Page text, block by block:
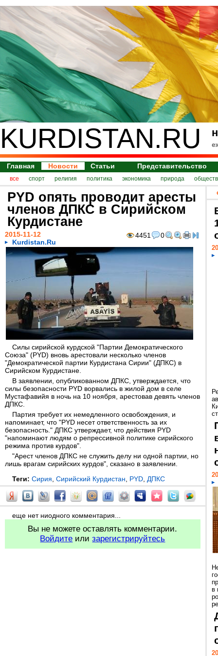
KURDISTAN.RU
Главная Новости Статьи Представительство
все спорт религия политика экономика природа
PYD опять проводит аресты
членов ДПКС в Сирийском
Курдистане
4451 0
2015-11-12
Kurdistan.Ru
Силы сирийской курдской "Партии Демократического
Союза" (PYD) вновь арестовали несколько членов
"Демократической партии Курдистана Сирии" (ДПКС) в
Сирийском Курдистане.
В заявлении, опубликованном ДПКС, утверждается, что
силы безопасности PYD ворвались в жилой дом в селе
Мустафавийя в ночь на 10 ноября, арестовав девять членов
ДПКС.
Партия требует их немедленного освобождения, и
напоминает, что "PYD несет ответственность за их
безопасность." ДПКС утверждает, что действия PYD
"напоминают людям о репрессивной политике сирийского
режима против курдов".
"Арест членов ДПКС не служить делу ни одной партии, но
лишь врагам сирийских курдов", сказано в заявлении.
Теги: Сирия Сирийский Курдистан PYD ДПКС
еще нет ниодного комментария...
Вы не можете оставлять комментарии.
Войдите илизарегистрируйтесь
в